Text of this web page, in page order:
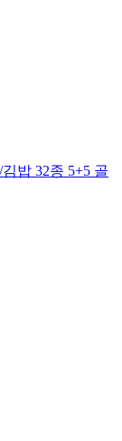
밥 32종 5+5 골